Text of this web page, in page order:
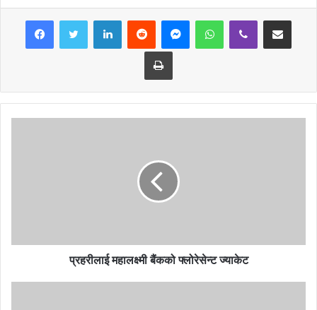
देशैभर कोरोना जोखिम बढ्दै जाँदा हरेक तहलाई भारतसहित अन्य मूलुकबाट
आउनेका लागि १० दिन अनिवार्य रुपमा क्वारेन्टिनमा राख्नका लागि स्थानीय तहले
व्यवस्थापन गर्ने र सोको अनगुमनको व्यवस्था गर्नेसमेत निर्णय बैठकले गरेको छ ।
अब स्वास्थ्य मापदण्ड सवारी साधनले पालना गरे नगरेको अनुमगन समेत बढाउने
भन्दै बैठकले यसका लागि ट्राफिक प्रहरीसँगै नेपाल प्रहरी र स्थानीय तहलेसमेत
संस्थामा भौतिक रुपमा उपस्थित नभई भर्चुअल वा वैकल्पिक शिक्षण सिकाइ विधि
वैकल्पिक शिक्षण सिकाई सम्भव नभएमा सिफ्ट पद्धतिमा एउटा कक्षाकोठामा २५ भन्दा
बढी विद्यार्थी नराखी समाजिक दुरी एवंम स्वास्थ्य मापदण्डको पालना गरि पठनपाठन
स्थानिय तहले सञ्चालन गरेको आईशोलेसनमा राखिने बताए ।
LinkedInReddit MessengerWhatsAppViber Share via Email
Print
प्रहरीलाई महालक्ष्मी बैंकको फ्लोरेसेन्ट ज्याकेट